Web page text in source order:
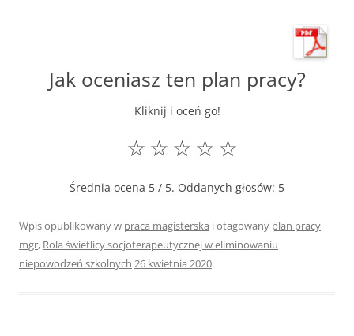
Jak oceniasz ten plan pracy?
Kliknij i oceń go!
☆
☆
☆
☆
☆
Średnia ocena 5 / 5. Oddanych głosów: 5
Wpis opublikowany w praca magisterska i otagowany plan pracy
mgr, Rola świetlicy socjoterapeutycznej w eliminowaniu
niepowodzeń szkolnych 26 kwietnia 2020.